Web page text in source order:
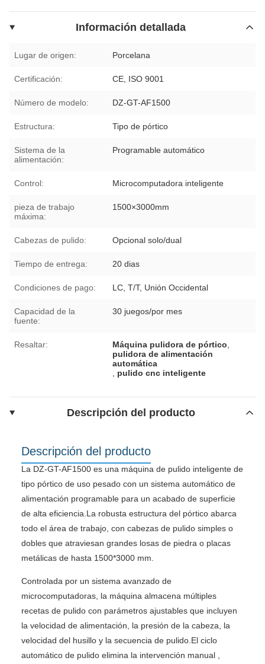
Información detallada
Lugar de origen: Porcelana
Certificación: CE, ISO 9001
Número de modelo: DZ-GT-AF1500
Estructura: Tipo de pórtico
Sistema de la
alimentación:
Programable automático
Control: Microcomputadora inteligente
pieza de trabajo
máxima:
1500×3000mm
Cabezas de pulido: Opcional solo/dual
Tiempo de entrega: 20 dias
Condiciones de pago: LC, T/T, Unión Occidental
Capacidad de la
fuente:
30 juegos/por mes
Resaltar: Máquina pulidora de pórtico
pulidora de alimentación
automática
pulido cnc inteligente
Descripción del producto
Descripción del producto
La DZ-GT-AF1500 es una máquina de pulido inteligente de
tipo pórtico de uso pesado con un sistema automático de
alimentación programable para un acabado de superficie
de alta eficiencia.La robusta estructura del pórtico abarca
todo el área de trabajo, con cabezas de pulido simples o
dobles que atraviesan grandes losas de piedra o placas
metálicas de hasta 1500*3000 mm.
Controlada por un sistema avanzado de
microcomputadoras, la máquina almacena múltiples
recetas de pulido con parámetros ajustables que incluyen
la velocidad de alimentación, la presión de la cabeza, la
velocidad del husillo y la secuencia de pulido.El ciclo
automático de pulido elimina la intervención manual ,